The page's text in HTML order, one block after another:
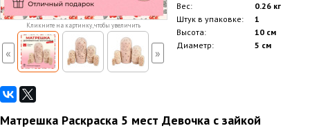
Кликните на картинку, чтобы увеличить
« »
Вес:
0.26 кг
Штук в упаковке:
1
Высота:
10 см
Диаметр:
5 см
Матрешка Раскраска 5 мест Девочка с зайкой